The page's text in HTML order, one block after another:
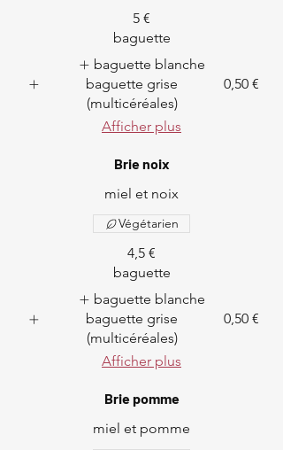
5 €
baguette
baguette blanche
baguette grise
(multicéréales)
0,50 €
Afficher plus
Brie noix
miel et noix
4,5 €
Végétarien
baguette
baguette blanche
baguette grise
(multicéréales)
0,50 €
Afficher plus
Brie pomme
miel et pomme